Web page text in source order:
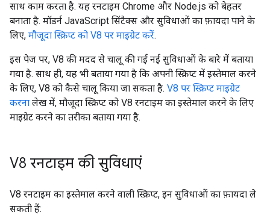
साथ काम करता है. यह रनटाइम Chrome और Node.js को बेहतर
बनाता है. मॉडर्न JavaScript सिंटैक्स और सुविधाओं का फ़ायदा पाने के
लिए, मौजूदा स्क्रिप्ट को V8 पर माइग्रेट करें.
इस पेज पर, V8 की मदद से चालू की गई नई सुविधाओं के बारे में बताया
गया है. साथ ही, यह भी बताया गया है कि अपनी स्क्रिप्ट में इस्तेमाल करने
के लिए, V8 को कैसे चालू किया जा सकता है. V8 पर स्क्रिप्ट माइग्रेट
करना लेख में, मौजूदा स्क्रिप्ट को V8 रनटाइम का इस्तेमाल करने के लिए
माइग्रेट करने का तरीका बताया गया है.
V8 रनटाइम की सुविधाएं
V8 रनटाइम का इस्तेमाल करने वाली स्क्रिप्ट, इन सुविधाओं का फ़ायदा ले
सकती हैं: